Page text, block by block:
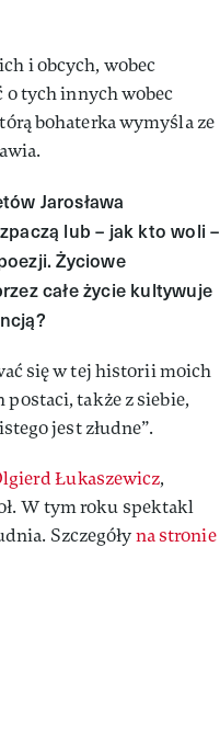
i obcych, wobec
tych innych wobec
bohaterka wymyśla ze
Jarosława
lub – jak kto woli –
Życiowe
całe życie kultywuje
się w tej historii moich
postaci, także z siebie,
jest złudne”.
Łukaszewicz,
W tym roku spektakl
Szczegółyna stronie